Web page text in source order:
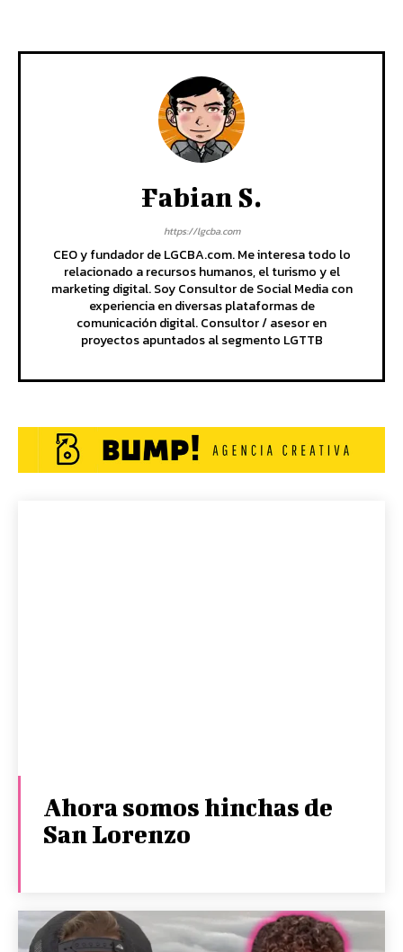
Fabian S.
https://lgcba.com
CEO y fundador de LGCBA.com. Me interesa todo lo
relacionado a recursos humanos, el turismo y el
marketing digital. Soy Consultor de Social Media con
experiencia en diversas plataformas de
comunicación digital. Consultor / asesor en
proyectos apuntados al segmento LGTTB
Ahora somos hinchas de
San Lorenzo